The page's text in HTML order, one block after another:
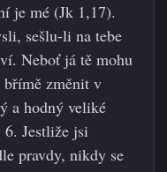
je mé (Jk 1,17).
sešlu-li na tebe
Neboť já tě mohu
břímě změnit v
a hodný veliké
Jestliže jsi
pravdy, nikdy se